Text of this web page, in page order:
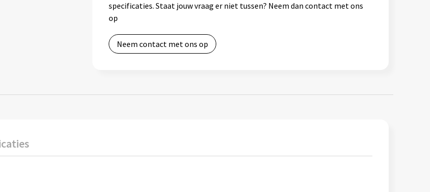
specificaties. Staat jouw vraag er niet tussen? Neem dan contact met ons
op
Neem contact met ons op